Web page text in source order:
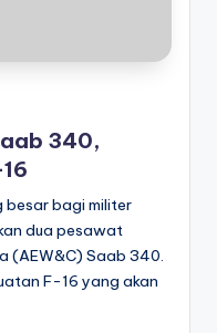
340,
besar bagi militer
dua pesawat
(AEW&C) Saab 340.
F-16 yang akan